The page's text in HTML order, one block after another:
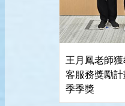
王月鳳老師
客服務獎勵
季季獎